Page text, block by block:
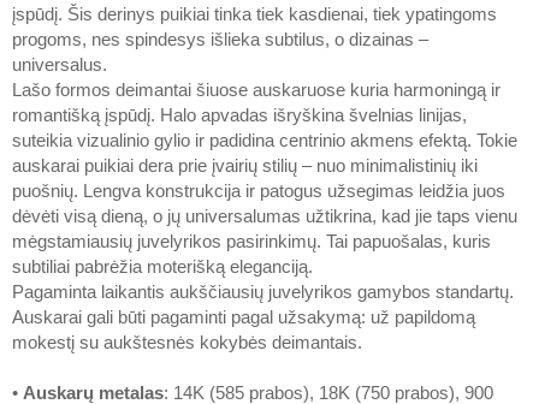
įspūdį. Šis derinys puikiai tinka tiek kasdienai, tiek ypatingoms
progoms, nes spindesys išlieka subtilus, o dizainas –
universalus.
Lašo formos deimantai šiuose auskaruose kuria harmoningą ir
romantišką įspūdį. Halo apvadas išryškina švelnias linijas,
suteikia vizualinio gylio ir padidina centrinio akmens efektą. Tokie
auskarai puikiai dera prie įvairių stilių – nuo minimalistinių iki
puošnių. Lengva konstrukcija ir patogus užsegimas leidžia juos
dėvėti visą dieną, o jų universalumas užtikrina, kad jie taps vienu
mėgstamiausių juvelyrikos pasirinkimų. Tai papuošalas, kuris
subtiliai pabrėžia moterišką eleganciją.
Pagaminta laikantis aukščiausių juvelyrikos gamybos standartų.
Auskarai gali būti pagaminti pagal užsakymą: už papildomą
mokestį su aukštesnės kokybės deimantais.
• Auskarų metalas: 14K (585 prabos), 18K (750 prabos), 900